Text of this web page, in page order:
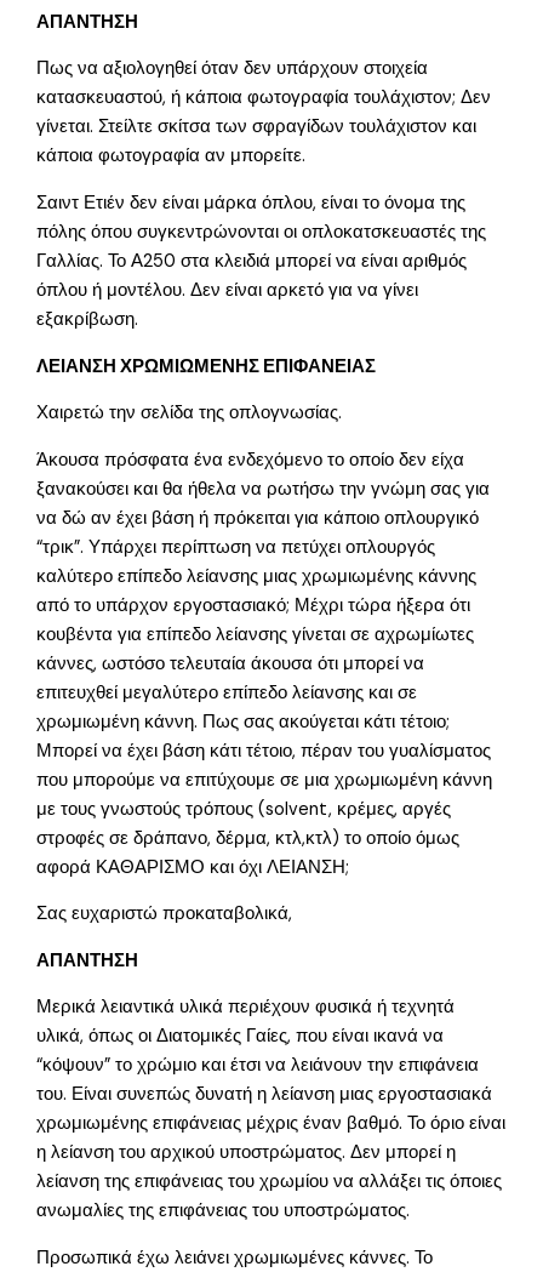
ΑΠΑΝΤΗΣΗ
Πως να αξιολογηθεί όταν δεν υπάρχουν στοιχεία
κατασκευαστού, ή κάποια φωτογραφία τουλάχιστον; Δεν
γίνεται. Στείλτε σκίτσα των σφραγίδων τουλάχιστον και
κάποια φωτογραφία αν μπορείτε.
Σαιντ Ετιέν δεν είναι μάρκα όπλου, είναι το όνομα της
πόλης όπου συγκεντρώνονται οι οπλοκατσκευαστές της
Γαλλίας. Το Α250 στα κλειδιά μπορεί να είναι αριθμός
όπλου ή μοντέλου. Δεν είναι αρκετό για να γίνει
εξακρίβωση.
ΛΕΙΑΝΣΗ ΧΡΩΜΙΩΜΕΝΗΣ ΕΠΙΦΑΝΕΙΑΣ
Χαιρετώ την σελίδα της οπλογνωσίας.
Άκουσα πρόσφατα ένα ενδεχόμενο το οποίο δεν είχα
ξανακούσει και θα ήθελα να ρωτήσω την γνώμη σας για
να δώ αν έχει βάση ή πρόκειται για κάποιο οπλουργικό
“τρικ”. Υπάρχει περίπτωση να πετύχει οπλουργός
καλύτερο επίπεδο λείανσης μιας χρωμιωμένης κάννης
από το υπάρχον εργοστασιακό; Μέχρι τώρα ήξερα ότι
κουβέντα για επίπεδο λείανσης γίνεται σε αχρωμίωτες
κάννες, ωστόσο τελευταία άκουσα ότι μπορεί να
επιτευχθεί μεγαλύτερο επίπεδο λείανσης και σε
χρωμιωμένη κάννη. Πως σας ακούγεται κάτι τέτοιο;
Μπορεί να έχει βάση κάτι τέτοιο, πέραν του γυαλίσματος
που μπορούμε να επιτύχουμε σε μια χρωμιωμένη κάννη
με τους γνωστούς τρόπους (solvent, κρέμες, αργές
στροφές σε δράπανο, δέρμα, κτλ,κτλ) το οποίο όμως
αφορά ΚΑΘΑΡΙΣΜΟ και όχι ΛΕΙΑΝΣΗ;
Σας ευχαριστώ προκαταβολικά,
ΑΠΑΝΤΗΣΗ
Μερικά λειαντικά υλικά περιέχουν φυσικά ή τεχνητά
υλικά, όπως οι Διατομικές Γαίες, που είναι ικανά να
“κόψουν” το χρώμιο και έτσι να λειάνουν την επιφάνεια
του. Είναι συνεπώς δυνατή η λείανση μιας εργοστασιακά
χρωμιωμένης επιφάνειας μέχρις έναν βαθμό. Το όριο είναι
η λείανση του αρχικού υποστρώματος. Δεν μπορεί η
λείανση της επιφάνειας του χρωμίου να αλλάξει τις όποιες
ανωμαλίες της επιφάνειας του υποστρώματος.
Προσωπικά έχω λειάνει χρωμιωμένες κάννες. Το